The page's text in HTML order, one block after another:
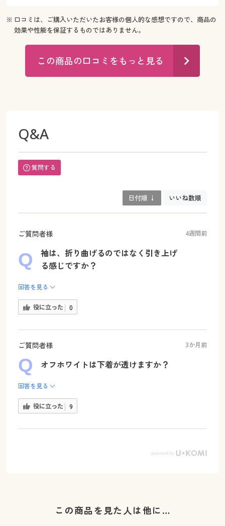
※ 口コミは、ご購入いただいたお客様の個人的な感想ですので、商品の
効果や性能を保証するものではありません。
この商品の口コミをもっと見る
Q&A
質問する
日付順 ↓ いいね数順
ご質問者様 4週間前
袖は、折り曲げるのではなく引き上げ
る感じですか？
回答を見る
役に立った 0
ご質問者様 3か月前
オフホワイトは下着が透けますか？
回答を見る
役に立った 9
この商品を見た人は他に…